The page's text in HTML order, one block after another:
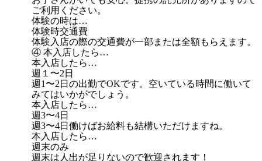
ご利用ください。
体験の時は…
体験時交通費
体験入店の際の交通費が一部または全額もらえます。
④ 本入店したら…
本入店したら…
週１〜2日
週1〜2日の出勤でOKです。空いている時間に働いて
みてはいかがでしょう。
本入店したら…
週3〜4日
週3〜4日働けばお給料も結構いただけますね。
本入店したら…
週末のみ
週末は人出が足りないので歓迎されます！